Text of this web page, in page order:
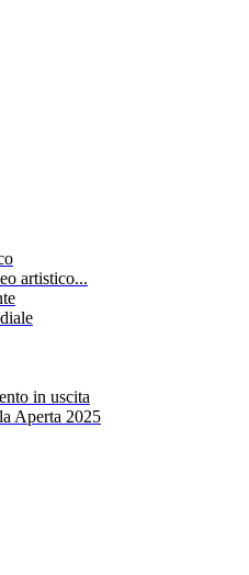
artistico...
in uscita
Aperta 2025